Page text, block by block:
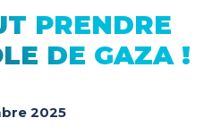
PRENDRE
DE GAZA !
2025